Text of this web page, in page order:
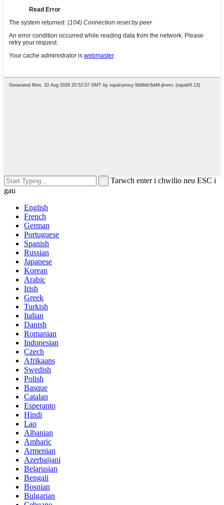
Tarwch enter i chwilio neu ESC i
gau
English
French
German
Portuguese
Spanish
Russian
Japanese
Korean
Arabic
Irish
Greek
Turkish
Italian
Danish
Romanian
Indonesian
Czech
Afrikaans
Swedish
Polish
Basque
Catalan
Esperanto
Hindi
Lao
Albanian
Amharic
Armenian
Azerbaijani
Belarusian
Bengali
Bosnian
Bulgarian